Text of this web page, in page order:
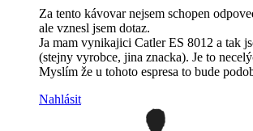
Za tento kávovar nejsem schopen
ale vznesl jsem dotaz.
Ja mam vynikajici Catler ES 8012 a tak
(stejny vyrobce, jina znacka). Je to
Myslím že u tohoto espresa to bude
Nahlásit